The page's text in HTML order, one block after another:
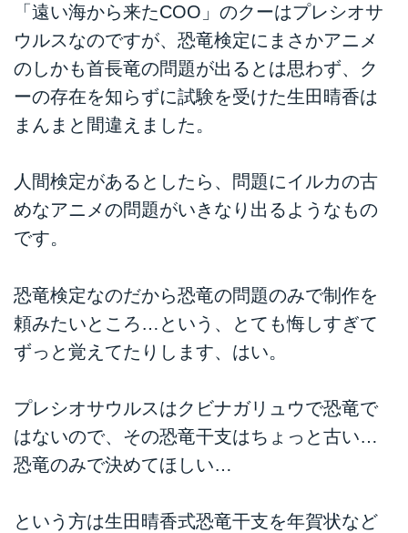
「遠い海から来たCOO」のクーはプレシオサ
ウルスなのですが、恐竜検定にまさかアニメ
のしかも首長竜の問題が出るとは思わず、ク
ーの存在を知らずに試験を受けた生田晴香は
まんまと間違えました。
人間検定があるとしたら、問題にイルカの古
めなアニメの問題がいきなり出るようなもの
です。
恐竜検定なのだから恐竜の問題のみで制作を
頼みたいところ…という、とても悔しすぎて
ずっと覚えてたりします、はい。
プレシオサウルスはクビナガリュウで恐竜で
はないので、その恐竜干支はちょっと古い…
恐竜のみで決めてほしい…
という方は生田晴香式恐竜干支を年賀状など